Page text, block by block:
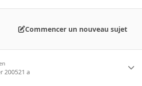
Commencer un nouveau sujet
200521 a